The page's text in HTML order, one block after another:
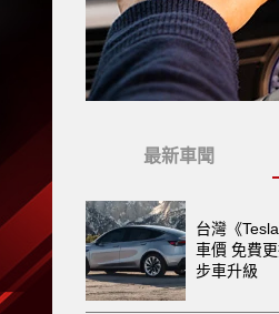
最新車聞
台灣《
車價 免費
步車升級